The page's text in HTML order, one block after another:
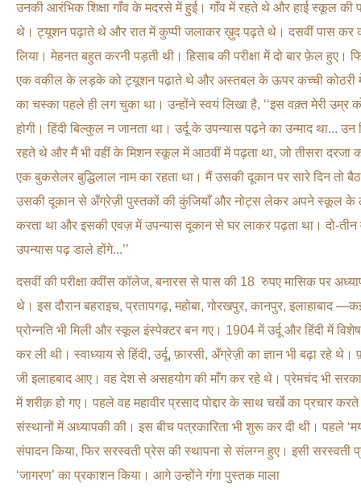
उनकी आरंभिक शिक्षा गाँव के मदरसे में हुई। गाँव में रहते थे और हाई स्कूल की
थे। ट्यूशन पढ़ाते थे और रात में कुप्पी जलाकर ख़ुद पढ़ते थे। दसवीं पास कर
लिया। मेहनत बहुत करनी पड़ती थी। हिसाब की परीक्षा में दो बार फ़ेल हुए।
एक वकील के लड़के को ट्यूशन पढ़ाते थे और अस्तबल के ऊपर कच्ची कोठरी
का चस्का पहले ही लग चुका था। उन्होंने स्वयं लिखा है, ‘‘इस वक़्त मेरी उम्र
होगी। हिंदी बिल्कुल न जानता था। उर्दू के उपन्यास पढ़ने का उन्माद था... उन
रहते थे और मैं भी वहीं के मिशन स्कूल में आठवीं में पढ़ता था, जो तीसरा दरजा
एक बुकसेलर बुद्धिलाल नाम का रहता था। मैं उसकी दूकान पर सारे दिन तो
उसकी दूकान से अँग्रेज़ी पुस्तकों की कुंजियाँ और नोट्स लेकर अपने स्कूल के
करता था और इसकी एवज़ में उपन्यास दूकान से घर लाकर पढ़ता था। दो-तीन
उपन्यास पढ़ डाले होंगे...’’
दसवीं की परीक्षा क्वींस कॉलेज, बनारस से पास की 18 रुपए मासिक पर
थे। इस दौरान बहराइच, प्रतापगढ़, महोबा, गोरखपुर, कानपुर, इलाहाबाद
प्रोन्नति भी मिली और स्कूल इंस्पेक्टर बन गए। 1904 में उर्दू और हिंदी में विशेष
कर ली थी। स्वाध्याय से हिंदी, उर्दू, फ़ारसी, अँग्रेज़ी का ज्ञान भी बढ़ा रहे
जी इलाहबाद आए। वह देश से असहयोग की माँग कर रहे थे। प्रेमचंद भी
में शरीक़ हो गए। पहले वह महावीर प्रसाद पोद्दार के साथ चर्खे का प्रचार
संस्थानों में अध्यापकी की। इस बीच पत्रकारिता भी शुरू कर दी थी। पहले
संपादन किया, फिर सरस्वती प्रेस की स्थापना से संलग्न हुए। इसी
‘जागरण’ का प्रकाशन किया। आगे उन्होंने गंगा पुस्तक माला